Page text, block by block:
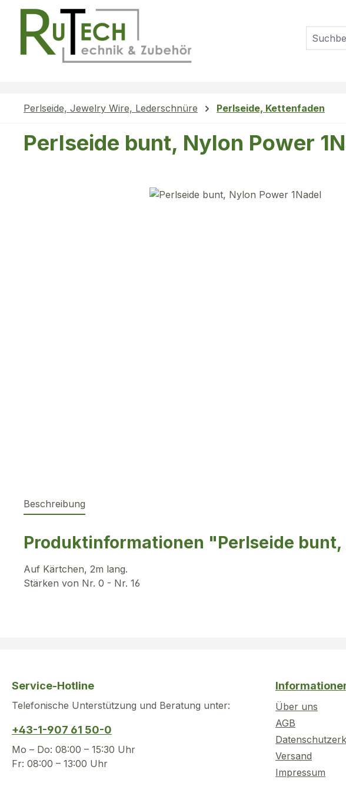
Hauptinhalt springen
Zur Suche springen
Zur Hauptnavigation springen
Perlseide, Jewelry Wire, Lederschnüre Perlseide, Kettenfaden
Perlseide bunt, Nylon Power
Beschreibung
Produktinformationen "Perlseide bunt,
Auf Kärtchen, 2m lang.
Stärken von Nr. 0 - Nr. 16
Service-Hotline
Telefonische Unterstützung und Beratung unter:
+43-1-907 61 50-0
Mo – Do: 08:00 – 15:30 Uhr
Fr: 08:00 – 13:00 Uhr
Über uns
AGB
Versand
Impressum